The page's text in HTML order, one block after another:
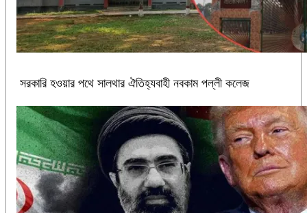
সরকারি হওয়ার পথে সালথার ঐতিহ্যবাহী নবকাম পল্লী কলেজ